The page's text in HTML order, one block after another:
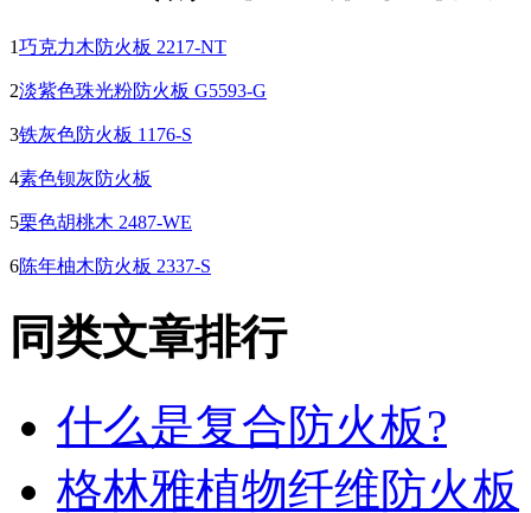
1巧克力木防火板 2217-NT
2淡紫色珠光粉防火板 G5593-G
3铁灰色防火板 1176-S
4素色钡灰防火板
5栗色胡桃木 2487-WE
6陈年柚木防火板 2337-S
同类文章排行
什么是复合防火板?
格林雅植物纤维防火板